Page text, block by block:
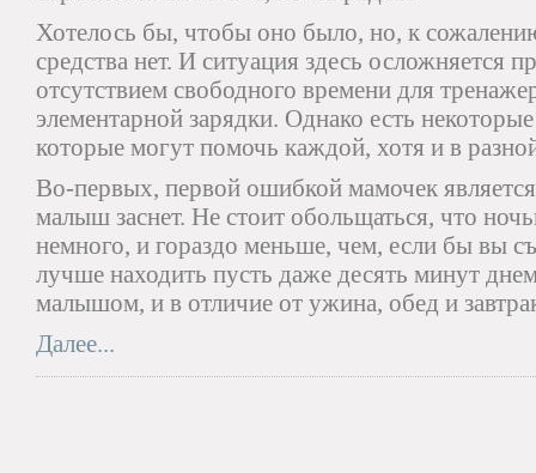
Хотелось бы, чтобы оно было, но, к
средства нет. И ситуация здесь осложняется
отсутствием свободного времени для
элементарной зарядки. Однако есть
которые могут помочь каждой, хотя и в
Во-первых, первой ошибкой мамочек
малыш заснет. Не стоит обольщаться, что
немного, и гораздо меньше, чем, если бы вы
лучше находить пусть даже десять минут
малышом, и в отличие от ужина, обед и
Далее...